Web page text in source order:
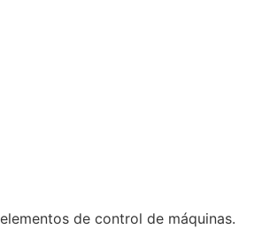
de control de máquinas.